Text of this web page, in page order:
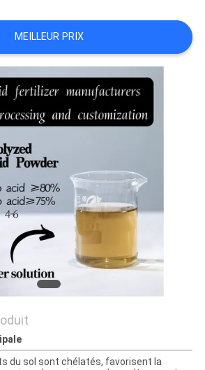
MEILLEUR PRIX
du sol sont chélatés, favorisent la